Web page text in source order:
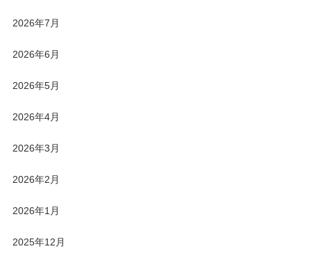
2026年7月
2026年6月
2026年5月
2026年4月
2026年3月
2026年2月
2026年1月
2025年12月